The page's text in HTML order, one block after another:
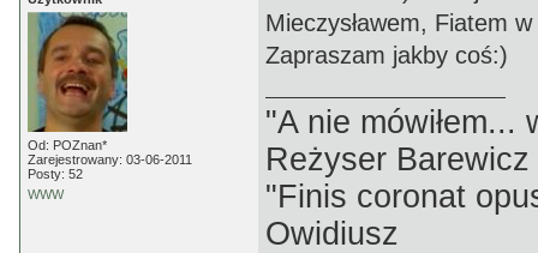
Od: POZnan*
Zarejestrowany: 03-06-2011
Posty: 52
WWW
Mieczysławem, Fiatem
Zapraszam jakby coś:)
"A nie mówiłem...
Reżyser Barewicz
"Finis coronat
Owidiusz